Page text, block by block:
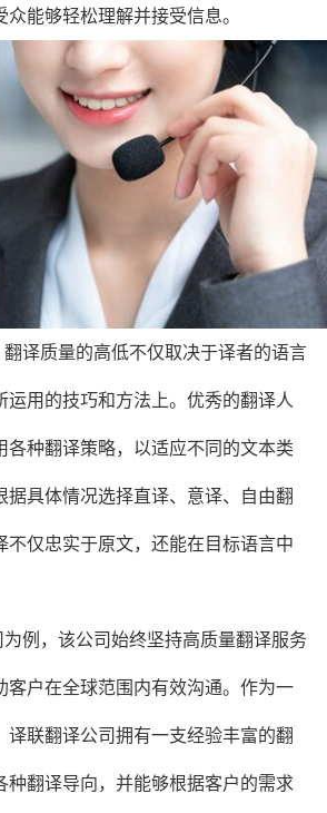
能够轻松理解并接受信息。
译质量的高低不仅取决于译者的语言
运用的技巧和方法上。优秀的翻译人
各种翻译策略，以适应不同的文本类
据具体情况选择直译、意译、自由翻
不仅忠实于原文，还能在目标语言中
例，该公司始终坚持高质量翻译服务
客户在全球范围内有效沟通。作为一
译联翻译公司拥有一支经验丰富的翻
种翻译导向，并能够根据客户的需求